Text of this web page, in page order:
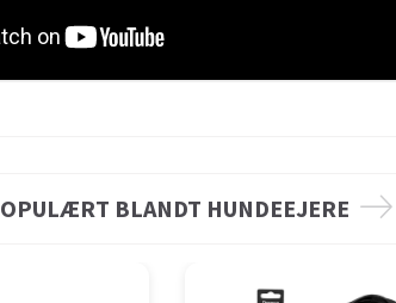
BLANDT HUNDEEJERE